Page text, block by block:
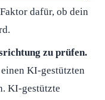
dafür, ob dein
zu prüfen.
KI-gestützten
KI-gestützte